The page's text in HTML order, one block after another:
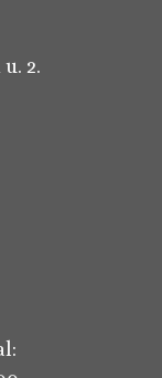
2.